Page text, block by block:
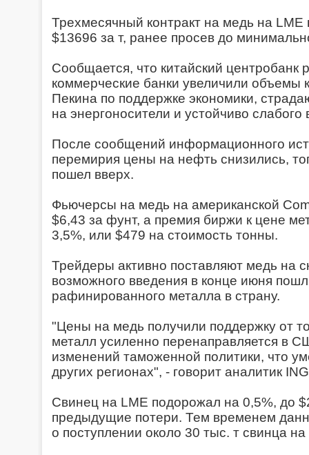
Трехмесячный контракт на медь на
$13696 за т, ранее просев до
Сообщается, что китайский центробанк
коммерческие банки увеличили объемы
Пекина по поддержке экономики,
на энергоносители и устойчиво слабого
После сообщений информационного
перемирия цены на нефть снизились,
пошел вверх.
Фьючерсы на медь на американской
$6,43 за фунт, а премия биржи к цене
3,5%, или $479 на стоимость тонны.
Трейдеры активно поставляют медь на
возможного введения в конце июня
рафинированного металла в страну.
"Цены на медь получили поддержку от
металл усиленно перенаправляется в
изменений таможенной политики, что
других регионах", - говорит аналитик
Свинец на LME подорожал на 0,5%, до
предыдущие потери. Тем временем
о поступлении около 30 тыс. т свинца